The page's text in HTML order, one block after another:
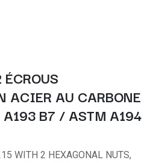
ACIER AU CARBONE
B7 / ASTM A194
WITH 2 HEXAGONAL NUTS,